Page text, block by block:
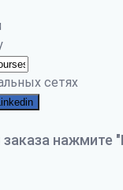
сетях
нажмите